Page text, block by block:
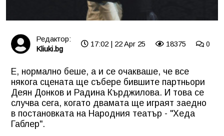
Редактор:
Kliuki.bg
17:02 | 22 Apr 25 18375 0
Е, нормално беше, а и се очакваше, че все
някога сцената ще събере бившите партньори
Деян Донков и Радина Кърджилова. И това се
случва сега, когато двамата ще играят заедно
в постановката на Народния театър - "Хеда
Габлер".